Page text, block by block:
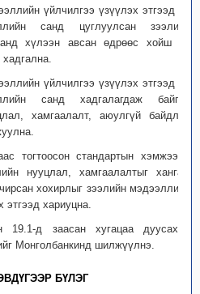
үйлчилгээ үзүүлэх этгээд нь
санд цуглуулсан зээлийн
хүлээн авсан өдрөөс хойш 10
үйлчилгээ үзүүлэх этгээд нь
санд хадгалагдаж байгаа
хамгаалалт, аюулгүй байдлыг
тогтоосон стандартын хэмжээнд
нууцлал, хамгаалалтыг хангаж
хохирлыг зээлийн мэдээллийн
этгээд хариуцна.
19.1-д заасан хугацаа дуусахад
Монголбанкинд шилжүүлнэ.
БҮЛЭГ